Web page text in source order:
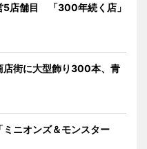
5店舗目 「300年続く店」
街に大型飾り300本、青
ニオンズ＆モンスター